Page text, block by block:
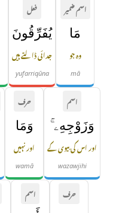
اسم ضمیر
مَا
وہ جو
mā
فعل
يُفَرِّقُونَ
جدائی ڈالتے ہیں
yufarriqūna
اسم
وَزَوْجِهِۦ ۚ
اور اس کی بیوی کے
wazawjihi
حرف
وَمَا
اور نہیں
wamā
حرف
اسم